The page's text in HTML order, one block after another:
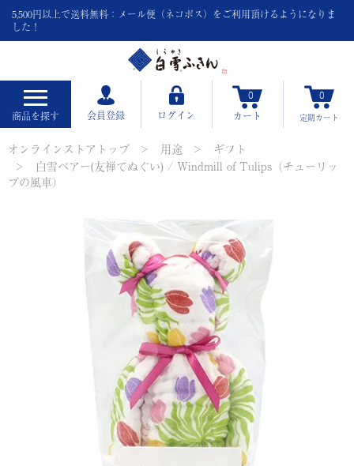
5,500円以上で送料無料：メール便（ネコポス）をご利用頂けるようになりま
した！
商品を探す 会員登録 ログイン
0
カート
0
定期カート
オンラインストアトップ 用途
ギフト
白雪ベアー(友禅てぬぐい) / Windmill of Tulips（チューリッ
プの風車）